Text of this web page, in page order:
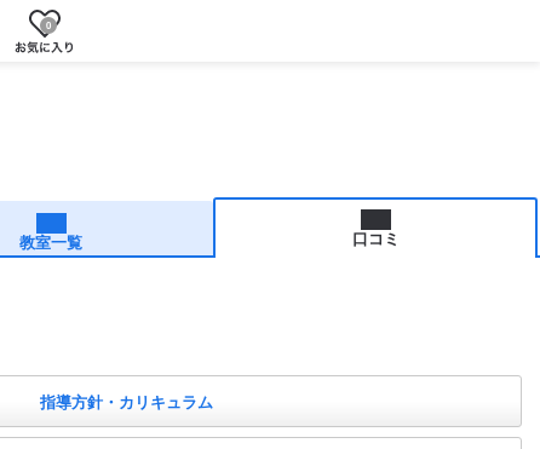
0
教室一覧 口コミ
指導方針・カリキュラム